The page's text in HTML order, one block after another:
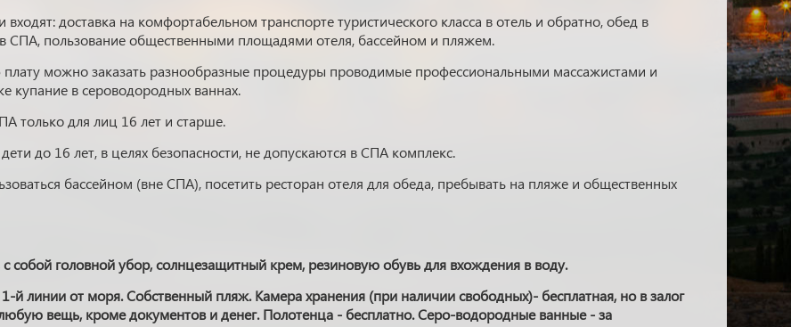
входят: доставка на комфортабельном транспорте туристического класса в отель и обратно, обед в
в СПА, пользование общественными площадями отеля, бассейном и пляжем.
можно заказать разнообразные процедуры проводимые профессиональными массажистами и
купание в сероводородных ваннах.
только для лиц 16 лет и старше.
до 16 лет, в целях безопасности, не допускаются в СПА комплекс.
бассейном (вне СПА), посетить ресторан отеля для обеда, пребывать на пляже и общественных
собой головной убор, солнцезащитный крем, резиновую обувь для вхождения в воду.
й линии от моря. Собственный пляж. Камера хранения (при наличии свободных)- бесплатная, но в залог
вещь, кроме документов и денег. Полотенца - бесплатно. Серо-водородные ванные - за